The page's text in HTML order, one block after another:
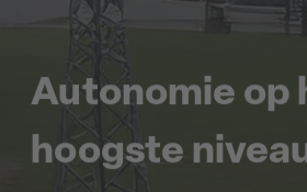
Autonomie op
hoogste